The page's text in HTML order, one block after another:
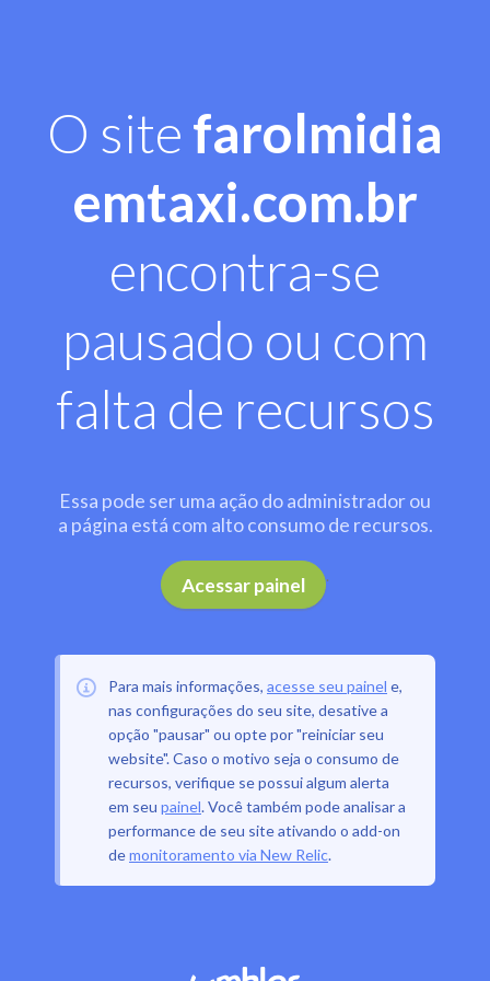
O site farolmidia
emtaxi.com.br
encontra-se
pausado ou com
falta de recursos
Essa pode ser uma ação do administrador ou
a página está com alto consumo de recursos.
Acessar painel .
Para mais informações, acesse seu painel e,
nas configurações do seu site, desative a
opção "pausar" ou opte por "reiniciar seu
website". Caso o motivo seja o consumo de
recursos, verifique se possui algum alerta
em seu painel. Você também pode analisar a
performance de seu site ativando o add-on
demonitoramento via New Relic.